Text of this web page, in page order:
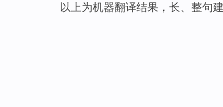
以上为机器翻译结果，长、整句